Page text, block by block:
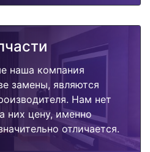
наша компания
замены, являются
Нам нет
них цену, именно
отличается.